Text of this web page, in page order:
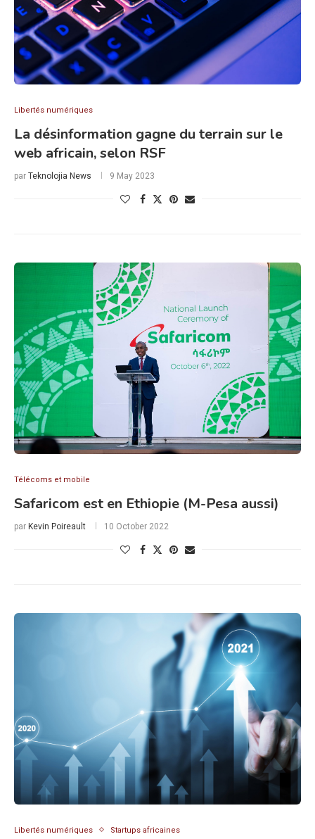
Libertés numériques
La désinformation gagne du terrain sur le
web africain, selon RSF
par Teknolojia News 9 May 2023
Télécoms et mobile
Safaricom est en Ethiopie (M-Pesa aussi)
par Kevin Poireault 10 October 2022
Libertés numériques Startups africaines